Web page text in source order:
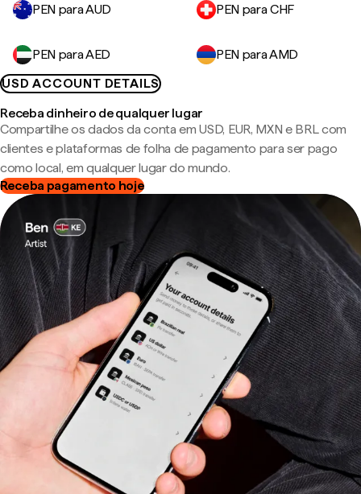
PEN para AUD PEN para CHF
PEN para AED
PEN para AMD
USD ACCOUNT DETAILS
Receba dinheiro de qualquer lugar
Compartilhe os dados da conta em USD, EUR, MXN e BRL com
clientes e plataformas de folha de pagamento para ser pago
como local, em qualquer lugar do mundo.
Receba pagamento hoje